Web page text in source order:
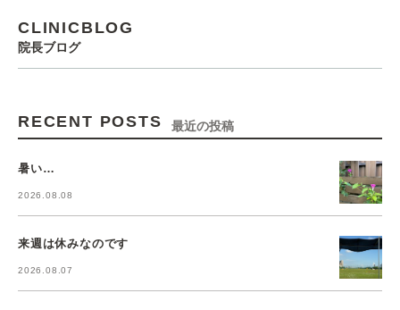
CLINICBLOG
院長ブログ
RECENT POSTS 最近の投稿
暑い…
2026.08.08
来週は休みなのです
2026.08.07